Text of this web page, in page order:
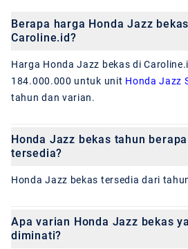
Berapa harga Honda Jazz
Caroline.id?
Harga Honda Jazz bekas di
184.000.000 untuk unit Honda Jazz
tahun dan varian.
Honda Jazz bekas tahun
tersedia?
Honda Jazz bekas tersedia dari
Apa varian Honda Jazz bekas
diminati?